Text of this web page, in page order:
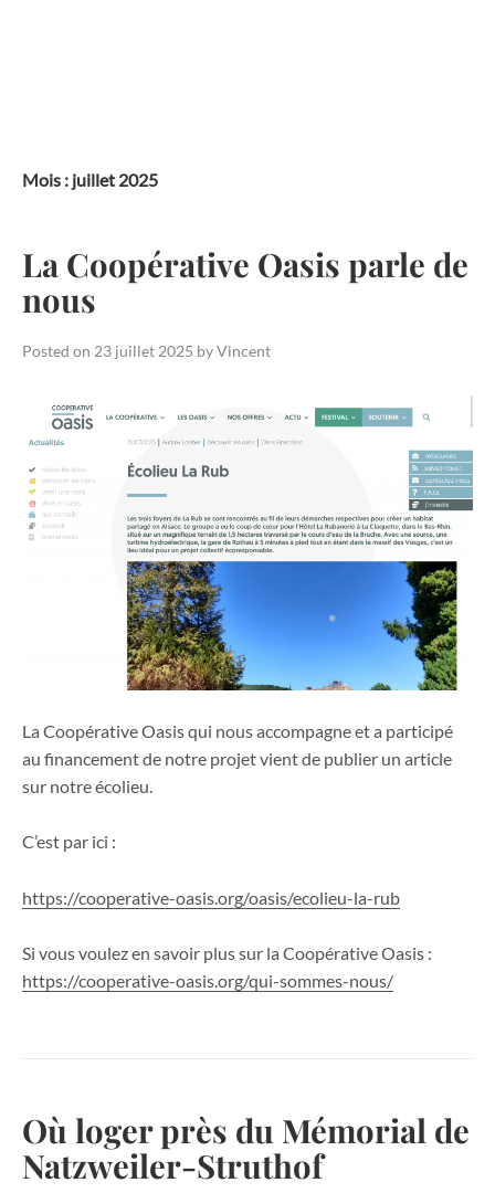
Mois : juillet 2025
La Coopérative Oasis parle de
nous
Posted on 23 juillet 2025 byVincent
La Coopérative Oasis qui nous accompagne et a participé
au financement de notre projet vient de publier un article
sur notre écolieu.
C’est par ici :
https://cooperative-oasis.org/oasis/ecolieu-la-rub
Si vous voulez en savoir plus sur la Coopérative Oasis :
https://cooperative-oasis.org/qui-sommes-nous/
Où loger près du Mémorial de
Natzweiler-Struthof